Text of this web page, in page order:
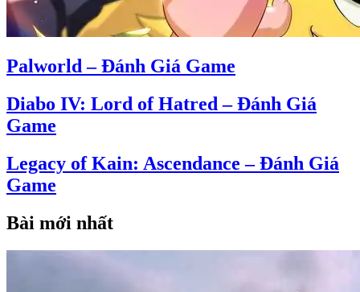
Palworld – Đánh Giá Game
Diabo IV: Lord of Hatred – Đánh Giá
Game
Legacy of Kain: Ascendance – Đánh Giá
Game
Bài mới nhất